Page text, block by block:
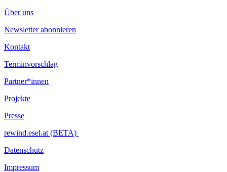
Über uns
Newsletter abonnieren
Kontakt
Terminvorschlag
Partner*innen
Projekte
Presse
rewind.esel.at (BETA)
Datenschutz
Impressum